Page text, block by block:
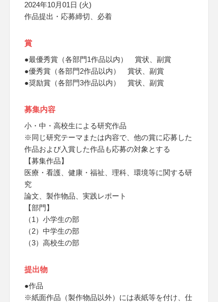
2024年10月01日 (火)
作品提出・応募締切、必着
賞
●最優秀賞（各部門1作品以内） 賞状、副賞
●優秀賞（各部門2作品以内） 賞状、副賞
●奨励賞（各部門3作品以内） 賞状、副賞
募集内容
小・中・高校生による研究作品
※同じ研究テーマまたは内容で、他の賞に応募した
作品および入賞した作品も応募の対象とする
【募集作品】
医療・看護、健康・福祉、理科、環境等に関する研
究
論文、製作物品、実践レポート
【部門】
（1）小学生の部
（2）中学生の部
（3）高校生の部
提出物
●作品
※紙面作品（製作物品以外）には表紙等を付け、仕